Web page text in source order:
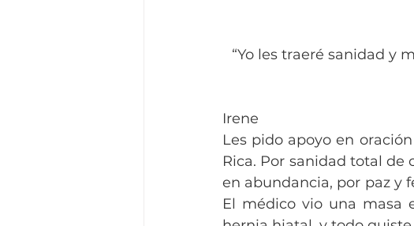
“Yo les traeré sanidad y
Irene
Les pido apoyo en
Rica. Por sanidad total de
en abundancia, por paz y
El médico vio una masa